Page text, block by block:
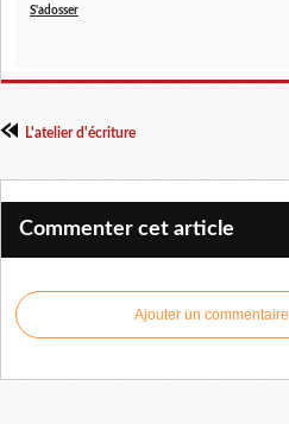
S'adosser
L'atelier d'écriture
Commenter cet article
Ajouter un commentaire